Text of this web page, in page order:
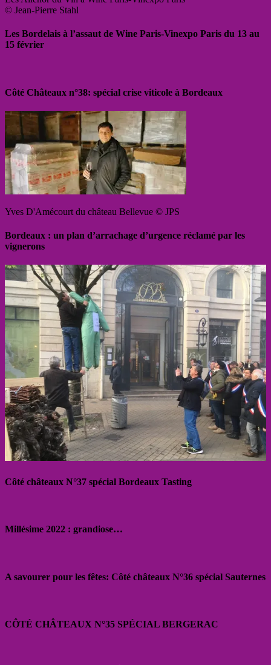
© Jean-Pierre Stahl
Les Bordelais à l’assaut de Wine Paris-Vinexpo Paris du 13 au
15 février
Côté Châteaux n°38: spécial crise viticole à Bordeaux
Yves D'Amécourt du château Bellevue © JPS
Bordeaux : un plan d’arrachage d’urgence réclamé par les
vignerons
Côté châteaux N°37 spécial Bordeaux Tasting
Millésime 2022 : grandiose…
A savourer pour les fêtes: Côté châteaux N°36 spécial Sauternes
CÔTÉ CHÂTEAUX N°35 SPÉCIAL BERGERAC